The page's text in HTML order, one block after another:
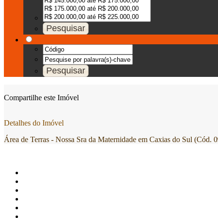
Compartilhe este Imóvel
Detalhes do Imóvel
Área de Terras - Nossa Sra da Maternidade em Caxias do Sul (Cód.